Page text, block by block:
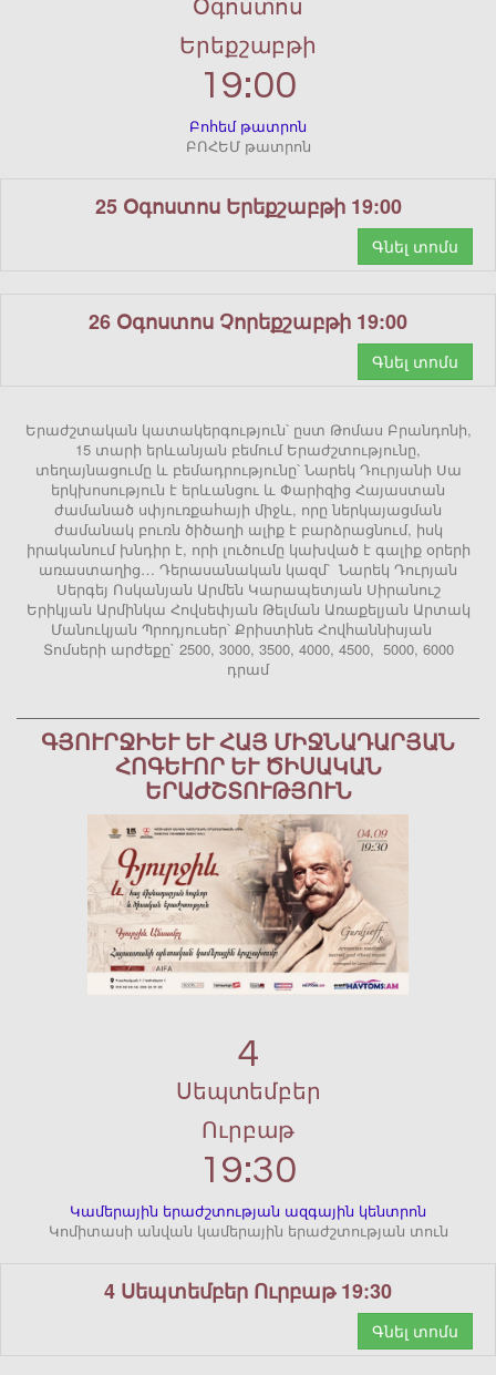
Օգոստոս
Երեքշաբթի
19:00
Բոհեմ թատրոն
ԲՈՀԵՄ թատրոն
25 Օգոստոս Երեքշաբթի 19:00
Գնել տոմս
26 Օգոստոս Չորեքշաբթի 19:00
Գնել տոմս
Երաժշտական կատակերգություն՝ ըստ Թոմաս Բրանդոնի,
15 տարի երևանյան բեմում Երաժշտությունը,
տեղայնացումը և բեմադրությունը՝ Նարեկ Դուրյանի Սա
երկխոսություն է երևանցու և Փարիզից Հայաստան
ժամանած սփյուռքահայի միջև, որը ներկայացման
ժամանակ բուռն ծիծաղի ալիք է բարձրացնում, իսկ
իրականում խնդիր է, որի լուծումը կախված է գալիք օրերի
առաստաղից… Դերասանական կազմ՝ Նարեկ Դուրյան
Սերգեյ Ոսկանյան Արմեն Կարապետյան Սիրանուշ
Երիկյան Արմինկա Հովսեփյան Թելման Առաքելյան Արտակ
Մանուկյան Պրոդյուսեր՝ Քրիստինե Հովհաննիսյան
Տոմսերի արժեքը` 2500, 3000, 3500, 4000, 4500, 5000, 6000
դրամ
ԳՅՈՒՐՋԻԵՒ ԵՒ ՀԱՅ ՄԻՋՆԱԴԱՐՅԱՆ ՀՈ
ԳԵՒՈՐ ԵՒ ԾԻՍԱԿԱՆ ԵՐԱԺ
ՇՏՈՒԹՅՈՒՆ
4
Սեպտեմբեր
Ուրբաթ
19:30
Կամերային երաժշտության ազգային կենտրոն
Կոմիտասի անվան կամերային երաժշտության տուն
4 Սեպտեմբեր Ուրբաթ 19:30
Գնել տոմս